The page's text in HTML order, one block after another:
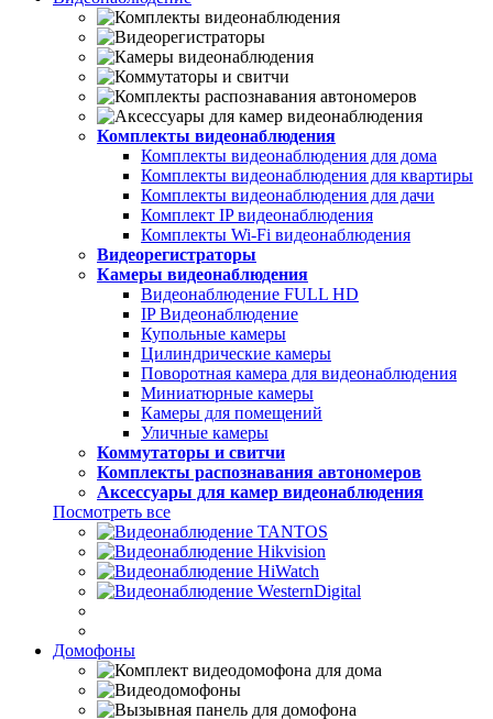
Комплекты видеонаблюдения
Комплекты видеонаблюдения для дома
Комплекты видеонаблюдения для квартиры
Комплекты видеонаблюдения для дачи
Комплект IP видеонаблюдения
Комплекты Wi-Fi видеонаблюдения
Видеорегистраторы
Камеры видеонаблюдения
Видеонаблюдение FULL НD
IP Видеонаблюдение
Купольные камеры
Цилиндрические камеры
Поворотная камера для видеонаблюдения
Миниатюрные камеры
Камеры для помещений
Уличные камеры
Коммутаторы и свитчи
Комплекты распознавания автономеров
Аксессуары для камер видеонаблюдения
Посмотреть все
Домофоны